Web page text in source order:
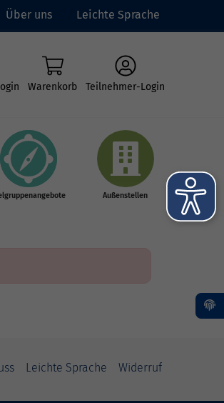
Über uns Leichte Sprache
Warenkorb Teilnehmer-Login
Außenstellen
Leichte Sprache Widerruf